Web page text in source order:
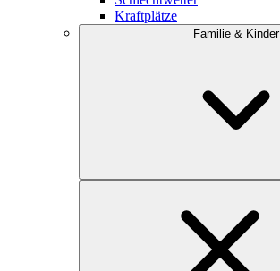
Kraftplätze
Familie & Kinder